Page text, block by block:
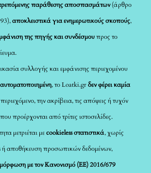
παράθεσης αποσπασμάτων(άρθρο
αποκλειστικά για ενημερωτικούς σκοπούς,
της πηγής και συνδέσμουπρος το
συλλογής και εμφάνισης περιεχομένου
, το Loatki.grδεν φέρει καμία
την ακρίβεια, τις απόψεις ή τυχόν
προέρχονται από τρίτες ιστοσελίδες.
μετριέται μεcookieless στατιστικά, χωρίς
ή αποθήκευση προσωπικών δεδομένων,
με τον Κανονισμό (ΕΕ) 2016/679